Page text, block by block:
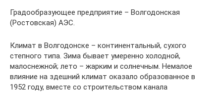
Градообразующее предприятие – Волгодонская
(Ростовская) АЭС.
Климат в Волгодонске – континентальный, сухого
степного типа. Зима бывает умеренно холодной,
малоснежной; лето – жарким и солнечным. Немалое
влияние на здешний климат оказало образованное в
1952 году, вместе со строительством канала